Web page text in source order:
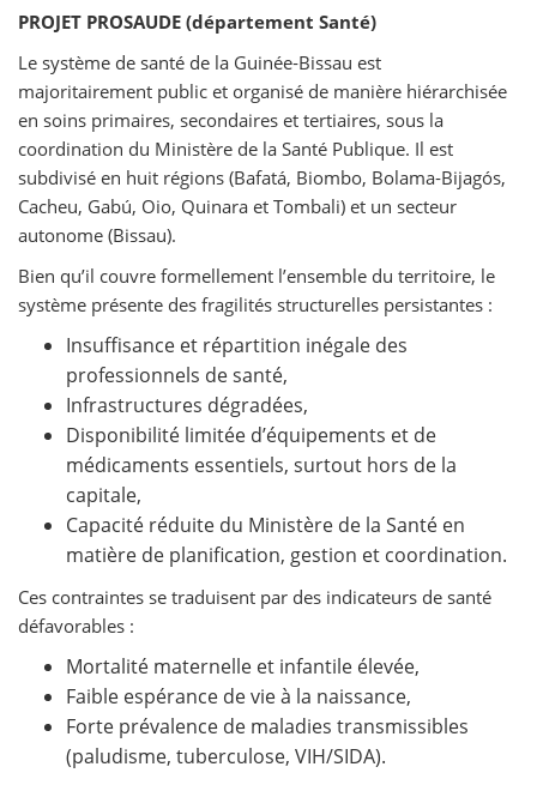
PROJET PROSAUDE (département Santé)
Le système de santé de la Guinée‑Bissau est
majoritairement public et organisé de manière hiérarchisée
en soins primaires, secondaires et tertiaires, sous la
coordination du Ministère de la Santé Publique. Il est
subdivisé en huit régions (Bafatá, Biombo, Bolama‑Bijagós,
Cacheu, Gabú, Oio, Quinara et Tombali) et un secteur
autonome (Bissau).
Bien qu’il couvre formellement l’ensemble du territoire, le
système présente des fragilités structurelles persistantes :
Insuffisance et répartition inégale des
professionnels de santé,
Infrastructures dégradées,
Disponibilité limitée d’équipements et de
médicaments essentiels, surtout hors de la
capitale,
Capacité réduite du Ministère de la Santé en
matière de planification, gestion et coordination.
Ces contraintes se traduisent par des indicateurs de santé
défavorables :
Mortalité maternelle et infantile élevée,
Faible espérance de vie à la naissance,
Forte prévalence de maladies transmissibles
(paludisme, tuberculose, VIH/SIDA).